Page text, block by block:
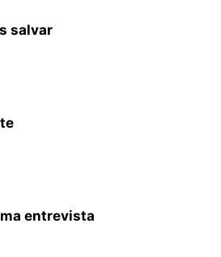
salvar
entrevista